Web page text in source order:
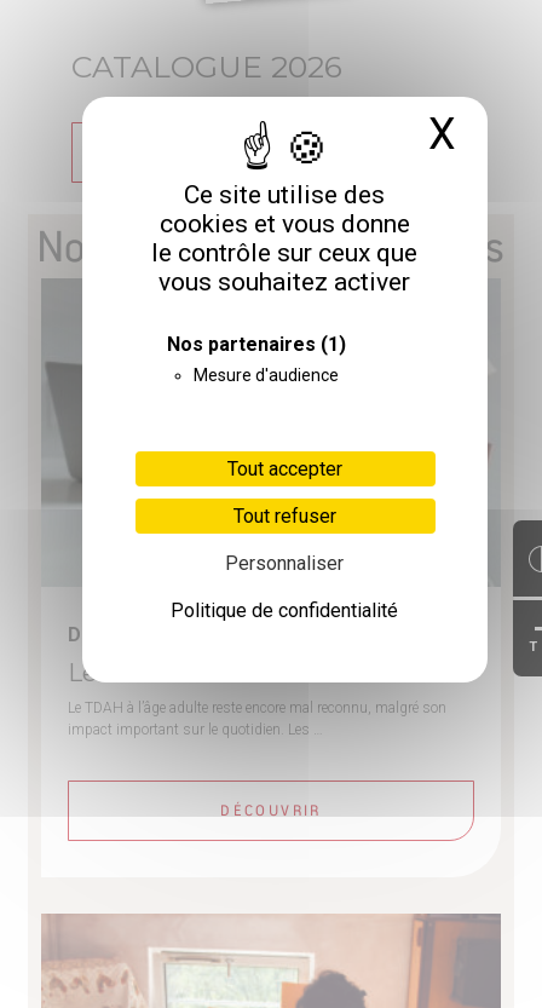
Ce site utilise des
cookies et vous donne
le contrôle sur ceux que
vous souhaitez activer
Nos partenaires (1)
Mesure d'audience
Tout accepter
Tout refuser
Personnaliser
Politique de confidentialité
X
T
CATALOGUE 2026
TÉLÉCHARGER
Nos prochaines formations
Du 07-09-2026 au 08-09-2026
Le TDAH chez l’adulte
Le TDAH à l’âge adulte reste encore mal reconnu, malgré son
impact important sur le quotidien. Les …
DÉCOUVRIR